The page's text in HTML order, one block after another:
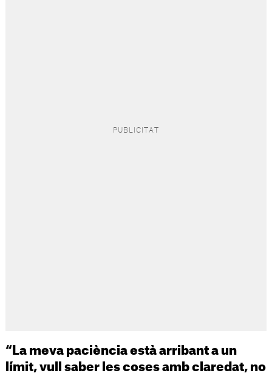
“La meva paciència està arribant a un
límit, vull saber les coses amb claredat, no